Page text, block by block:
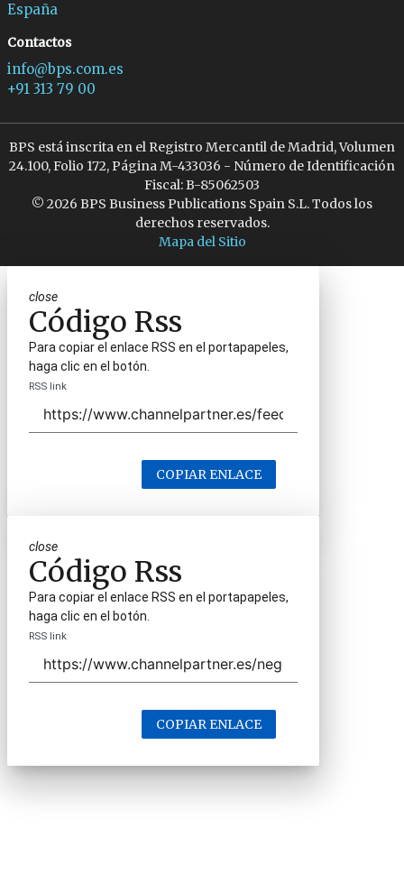
España
Contactos
info@bps.com.es
+91 313 79 00
BPS está inscrita en el Registro Mercantil de Madrid, Volumen
24.100, Folio 172, Página M-433036 - Número de Identificación
Fiscal: B-85062503
© 2026 BPS Business Publications Spain S.L. Todos los
derechos reservados.
Mapa del Sitio
close
Código Rss
Para copiar el enlace RSS en el portapapeles,
haga clic en el botón.
RSS link
COPIAR ENLACE
close
Código Rss
Para copiar el enlace RSS en el portapapeles,
haga clic en el botón.
RSS link
COPIAR ENLACE